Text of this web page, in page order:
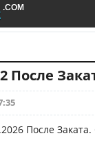
.COM
После
После